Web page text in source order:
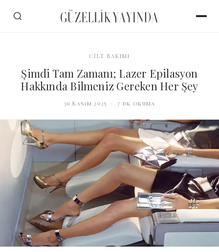
CİLT BAKIMI
Şimdi Tam Zamanı; Lazer Epilasyon
Hakkında Bilmeniz Gereken Her Şey
30 Kasım 2025 · 7 dk okuma